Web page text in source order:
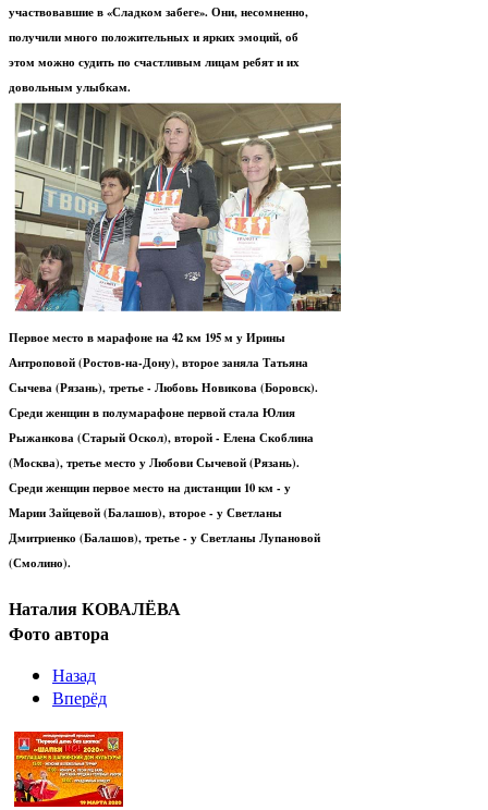
участвовавшие в «Сладком забеге». Они, несомненно,
получили много положительных и ярких эмоций, об
этом можно судить по счастливым лицам ребят и их
довольным улыбкам.
Первое место в марафоне на 42 км 195 м у Ирины
Антроповой (Ростов-на-Дону), второе заняла Татьяна
Сычева (Рязань), третье - Любовь Новикова (Боровск).
Среди женщин в полумарафоне первой стала Юлия
Рыжанкова (Старый Оскол), второй - Елена Скоблина
(Москва), третье место у Любови Сычевой (Рязань).
Среди женщин первое место на дистанции 10 км - у
Марии Зайцевой (Балашов), второе - у Светланы
Дмитриенко (Балашов), третье - у Светланы Лупановой
(Смолино).
Наталия КОВАЛЁВА
Фото автора
Назад
Вперёд